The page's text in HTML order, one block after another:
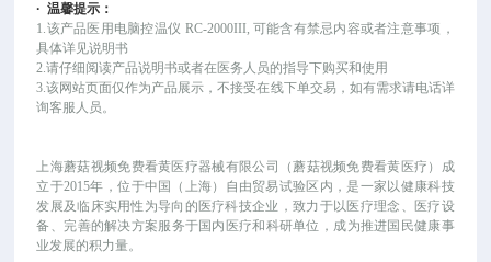
·温馨提示：
1.该产品 医用电脑控温仪 RC-2000III, 可能含有禁忌内容或者注意事项，
具体详见说明书
2.请仔细阅读产品说明书或者在医务人员的指导下购买和使用
3.该网站页面仅作为产品展示，不接受在线下单交易，如有需求请电话详
询客服人员。
上海蘑菇视频免费看黄医疗器械有限公司（蘑菇视频免费看黄医疗）成
立于2015年，位于中国（上海）自由贸易试验区内，是一家以健康科技
发展及临床实用性为导向的医疗科技企业，致力于以医疗理念、医疗设
备、完善的解决方案服务于国内医疗和科研单位，成为推进国民健康事
业发展的积力量。